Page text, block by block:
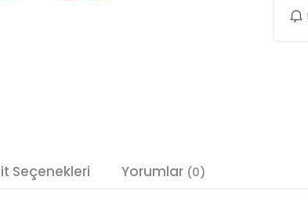
Seçenekleri Yorumlar (0)